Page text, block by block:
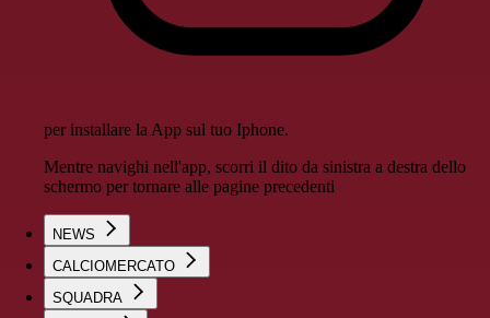
per installare la App sul tuo Iphone.
Mentre navighi nell'app, scorri il dito da sinistra a destra dello
schermo per tornare alle pagine precedenti
NEWS
CALCIOMERCATO
SQUADRA